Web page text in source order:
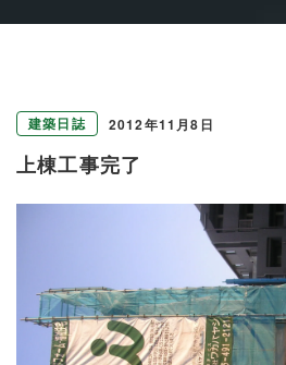
建築日誌 2012年11月8日
上棟工事完了